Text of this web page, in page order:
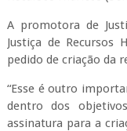
A promotora de
Justiça de Recursos
pedido de criação da
“Esse é outro
dentro dos
assinatura para a